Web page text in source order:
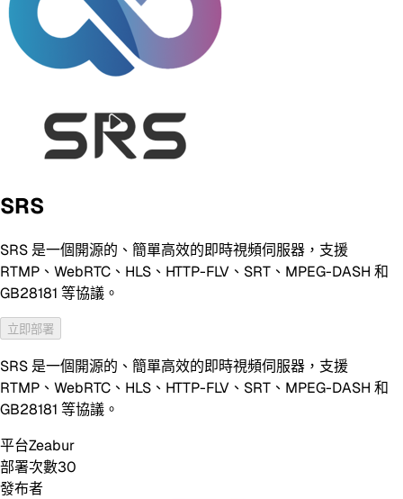
SRS
SRS 是一個開源的、簡單高效的即時視頻伺服器，支援
RTMP、WebRTC、HLS、HTTP-FLV、SRT、MPEG-DASH 和
GB28181 等協議。
立即部署
SRS 是一個開源的、簡單高效的即時視頻伺服器，支援
RTMP、WebRTC、HLS、HTTP-FLV、SRT、MPEG-DASH 和
GB28181 等協議。
平台Zeabur
部署次數30
發布者